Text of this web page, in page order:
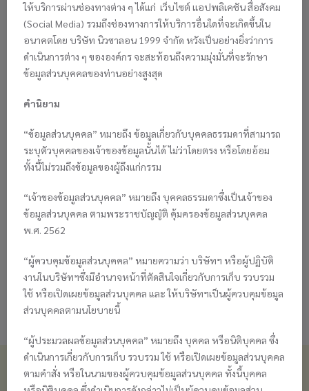
เมื่อบัณฑิตได้รับภาพ
password
จะแสดงอยู่ภายในภาพเล็กดังตัวอย่าง
กรุณากรอกรหัสผ่านที่ท่านได้รับจากร้าน :
รหัสผ่าน (password)*
ดาวน์โหลด (Download)
ติดต่อเรา
บริษัท นิวซาลอน 1999 จำกัด
ให้บริการผ่านช่องทางต่าง ๆ ได้แก่ เว็บไซต์ แอปพลิเคชัน สื่อสังคม
(Social Media) รวมถึงช่องทางการให้บริการอื่นใดที่จะเกิดขึ้นใน
อนาคตโดย บริษัท นิวซาลอน 1999 จำกัด หวังเป็นอย่างยิ่งว่าการ
ดำเนินการต่าง ๆ ขององค์กร จะสะท้อนถึงความมุ่งมั่นที่จะรักษา
ข้อมูลส่วนบุคคลของท่านอย่างสูงสุด
คำนิยาม
“ข้อมูลส่วนบุคคล” หมายถึง ข้อมูลเกี่ยวกับบุคคลธรรมดาที่สามารถ
ระบุตัวบุคคลของเจ้าของข้อมูลนั้นได้ ไม่ว่าโดยตรง หรือโดยอ้อม
ทั้งนี้ไม่รวมถึงข้อมูลของผู้ถึงแก่กรรม
“เจ้าของข้อมูลส่วนบุคคล” หมายถึง บุคคลธรรมดาซึ่งเป็นเจ้าของ
ข้อมูลส่วนบุคคล ตามพระราชบัญญัติ คุ้มครองข้อมูลส่วนบุคคล
พ.ศ. 2562
“ผู้ควบคุมข้อมูลส่วนบุคคล” หมายความว่า บริษัทฯ หรือผู้ปฏิบัติ
งานในบริษัทฯซึ่งมีอำนาจหน้าที่ตัดสินใจเกี่ยวกับการเก็บ รวบรวม
ใช้ หรือเปิดเผยข้อมูลส่วนบุคคล และ ให้บริษัทฯเป็นผู้ควบคุมข้อมูล
ส่วนบุคคลตามนโยบายนี้
“ผู้ประมวลผลข้อมูลส่วนบุคคล” หมายถึง บุคคล หรือนิติบุคคล ซึ่ง
ดำเนินการเกี่ยวกับการเก็บ รวบรวม ใช้ หรือเปิดเผยข้อมูลส่วนบุคคล
ตามคำสั่ง หรือในนามของผู้ควบคุมข้อมูลส่วนบุคคล ทั้งนี้บุคคล